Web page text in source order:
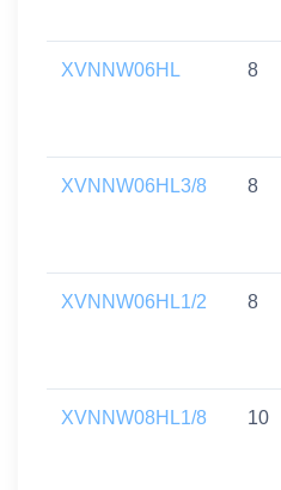
XVNNW06HL 8
XVNNW06HL3/8 8
XVNNW06HL1/2 8
XVNNW08HL1/8 10